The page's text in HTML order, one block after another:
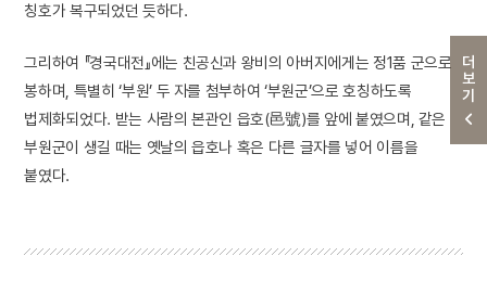
더보기
칭호가 복구되었던 듯하다.
그리하여 『경국대전』에는 친공신과 왕비의 아버지에게는 정1품 군으로
봉하며, 특별히 ‘부원’ 두 자를 첨부하여 ‘부원군’으로 호칭하도록
법제화되었다. 받는 사람의 본관인 읍호(邑號)를 앞에 붙였으며, 같은
부원군이 생길 때는 옛날의 읍호나 혹은 다른 글자를 넣어 이름을
붙였다.